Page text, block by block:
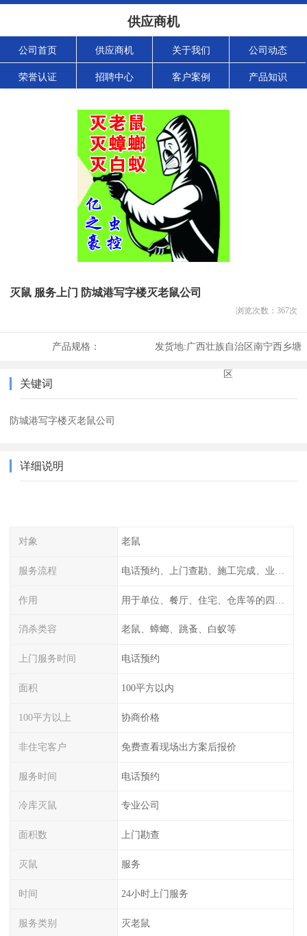
供应商机
公司首页 供应商机 关于我们 公司动态
荣誉认证 招聘中心 客户案例 产品知识
灭鼠 服务上门 防城港写字楼灭老鼠公司
浏览次数： 367次
产品规格： 发货地:广西壮族自治区南宁西乡塘
区
关键词
防城港写字楼灭老鼠公司
详细说明
对象 老鼠
服务流程
作用
消杀类容 老鼠、蟑螂、跳蚤、白蚁等
上门服务时间 电话预约
面积 100平方以内
100平方以上 协商价格
非住宅客户 免费查看现场出方案后报价
服务时间 电话预约
冷库灭鼠 专业公司
面积数 上门勘查
灭鼠 服务
时间 24小时上门服务
服务类别 灭老鼠